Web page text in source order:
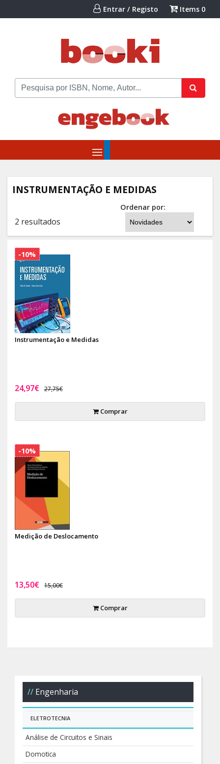
Entrar / Registo Items 0
INSTRUMENTAÇÃO E MEDIDAS
2 resultados
Ordenar por:
Instrumentação e Medidas
24,97€ 27,75€
Comprar
-10%
Medição de Deslocamento
13,50€ 15,00€
Comprar
-10%
Engenharia
ELETROTECNIA
Análise de Circuitos e Sinais
Domotica